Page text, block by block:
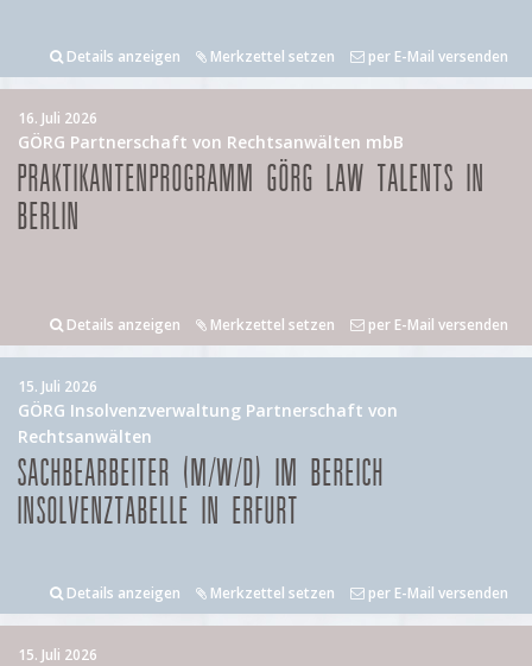
Details anzeigen Merkzettel setzen per E-Mail versenden
16. Juli 2026
GÖRG Partnerschaft von Rechtsanwälten mbB
PRAKTIKANTENPROGRAMM GÖRG LAW TALENTS IN
BERLIN
Details anzeigen Merkzettel setzen per E-Mail versenden
15. Juli 2026
GÖRG Insolvenzverwaltung Partnerschaft von
Rechtsanwälten
SACHBEARBEITER (M/W/D) IM BEREICH
INSOLVENZTABELLE IN ERFURT
Details anzeigen Merkzettel setzen per E-Mail versenden
15. Juli 2026